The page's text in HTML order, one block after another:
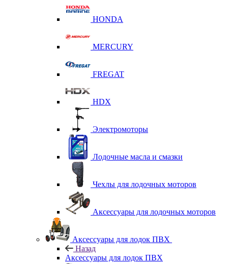
HONDA
MERCURY
FREGAT
HDX
Электромоторы
Лодочные масла и смазки
Чехлы для лодочных моторов
Аксессуары для лодочных моторов
Аксессуары для лодок ПВХ
Назад
Аксессуары для лодок ПВХ